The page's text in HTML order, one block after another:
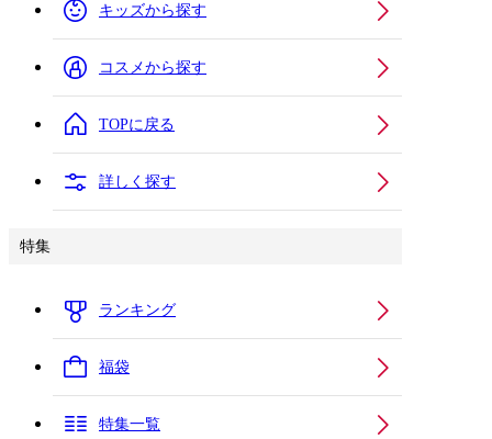
キッズから探す
コスメから探す
TOPに戻る
詳しく探す
特集
ランキング
福袋
特集一覧